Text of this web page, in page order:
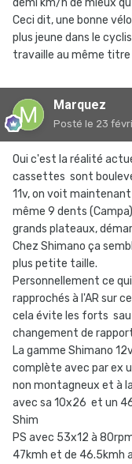
demi km/h de mieux
Ceci dit, une bonne
plus jeune dans le
travaille au même titre
Marquez
Posté le 23
Oui c'est la réalité
cassettes sont
11v, on voit
même 9 dents
grands plateaux,
Chez Shimano ça
plus petite taille.
Personnellement ce
rapprochés à l'AR sur
cela évite les forts
changement de
La gamme Shimano
complète avec par ex
non montagneux et à
avec sa 10x26 et un
Shim
PS avec 53x12 à
47kmh et de 46.5kmh